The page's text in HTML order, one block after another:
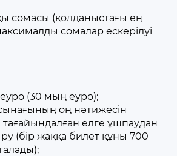
сомасы (қолданыстағы ең
сомалар ескерілуі
еуро (30 мың еуро);
оң нәтижесін
тағайындалған елге ұшпаудан
(бір жаққа билет құны 700